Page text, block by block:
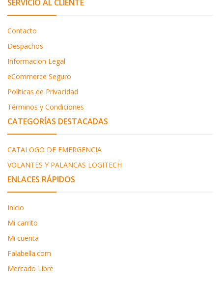
SERVICIO AL CLIENTE
Contacto
Despachos
Informacion Legal
eCommerce Seguro
Políticas de Privacidad
Términos y Condiciones
CATEGORÍAS DESTACADAS
CATALOGO DE EMERGENCIA
VOLANTES Y PALANCAS LOGITECH
ENLACES RÁPIDOS
Inicio
Mi carrito
Mi cuenta
Falabella.com
Mercado Libre